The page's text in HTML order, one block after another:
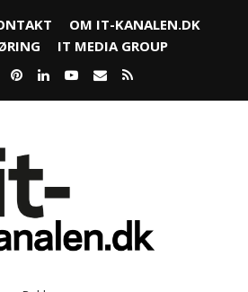
OM IT-KANALEN.DK
IT MEDIA GROUP